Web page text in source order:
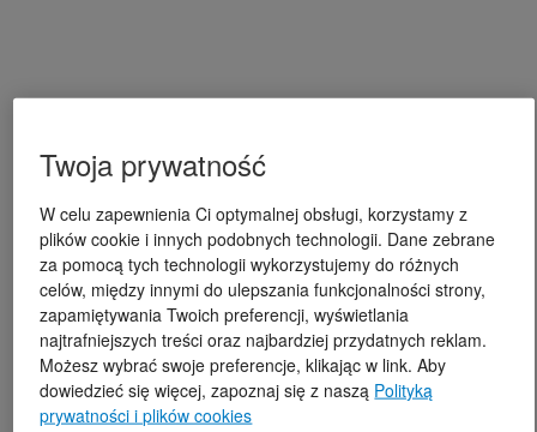
Twoja prywatność
W celu zapewnienia Ci optymalnej obsługi, korzystamy z
plików cookie i innych podobnych technologii. Dane zebrane
za pomocą tych technologii wykorzystujemy do różnych
celów, między innymi do ulepszania funkcjonalności strony,
zapamiętywania Twoich preferencji, wyświetlania
najtrafniejszych treści oraz najbardziej przydatnych reklam.
Możesz wybrać swoje preferencje, klikając w link. Aby
dowiedzieć się więcej, zapoznaj się z naszą Polityką
prywatności i plików cookies